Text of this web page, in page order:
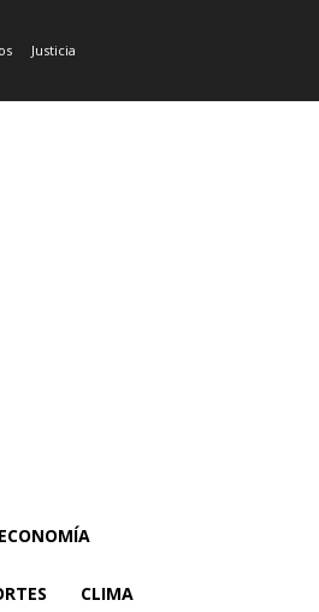
Justicia
ECONOMÍA
CLIMA